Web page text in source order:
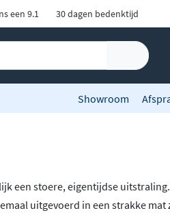
een 9.1 30 dagen bedenktijd
Showroom
een stoere, eigentijdse uitstraling.
uitgevoerd in een strakke